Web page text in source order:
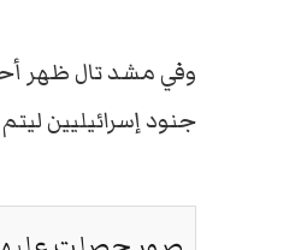
جنود إسرائيليين